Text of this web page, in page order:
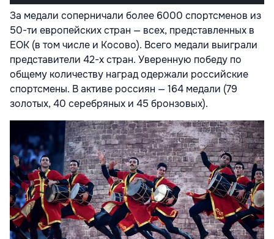
За медали соперничали более 6000 спортсменов из
50-ти европейских стран — всех, представленных в
ЕОК (в том числе и Косово). Всего медали выиграли
представители 42-х стран. Уверенную победу по
общему количеству наград одержали российские
спортсмены. В активе россиян — 164 медали (79
золотых, 40 серебряных и 45 бронзовых).